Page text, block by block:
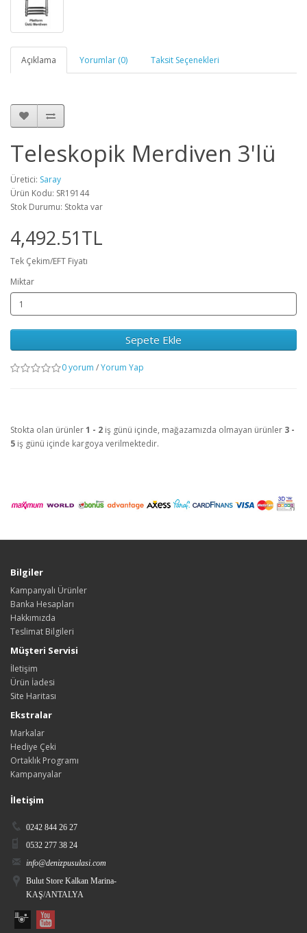
Açıklama Yorumlar (0) Taksit Seçenekleri
Teleskopik Merdiven 3'lü
Üretici: Saray
Ürün Kodu: SR19144
Stok Durumu: Stokta var
4,492.51TL
Tek Çekim/EFT Fiyatı
Miktar
Sepete Ekle
0 yorum /Yorum Yap
Stokta olan ürünler1 - 2 iş günü içinde, mağazamızda olmayan ürünler 3 -
5 iş günü içinde kargoya verilmektedir.
Bilgiler
Kampanyalı Ürünler
Banka Hesapları
Hakkımızda
Teslimat Bilgileri
Müşteri Servisi
İletişim
Ürün İadesi
Site Haritası
Ekstralar
Markalar
Hediye Çeki
Ortaklık Programı
Kampanyalar
İletişim
0242 844 26 27
0532 277 38 24
info@denizpusulasi.com
Bulut Store Kalkan Marina-
KAŞ/ANTALYA